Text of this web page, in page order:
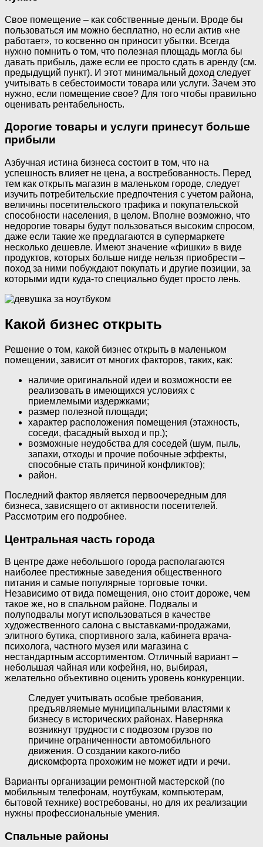
Свое помещение – как собственные деньги. Вроде бы
пользоваться им можно бесплатно, но если актив «не
работает», то косвенно он приносит убытки. Всегда
нужно помнить о том, что полезная площадь могла бы
давать прибыль, даже если ее просто сдать в аренду (см.
предыдущий пункт). И этот минимальный доход следует
учитывать в себестоимости товара или услуги. Зачем это
нужно, если помещение свое? Для того чтобы правильно
оценивать рентабельность.
Дорогие товары и услуги принесут больше
прибыли
Азбучная истина бизнеса состоит в том, что на
успешность влияет не цена, а востребованность. Перед
тем как открыть магазин в маленьком городе, следует
изучить потребительские предпочтения с учетом района,
величины посетительского трафика и покупательской
способности населения, в целом. Вполне возможно, что
недорогие товары будут пользоваться высоким спросом,
даже если такие же предлагаются в супермаркете
несколько дешевле. Имеют значение «фишки» в виде
продуктов, которых больше нигде нельзя приобрести –
поход за ними побуждают покупать и другие позиции, за
которыми идти куда-то специально будет просто лень.
Какой бизнес открыть
Решение о том, какой бизнес открыть в маленьком
помещении, зависит от многих факторов, таких, как:
наличие оригинальной идеи и возможности ее
реализовать в имеющихся условиях с
приемлемыми издержками;
размер полезной площади;
характер расположения помещения (этажность,
соседи, фасадный выход и пр.);
возможные неудобства для соседей (шум, пыль,
запахи, отходы и прочие побочные эффекты,
способные стать причиной конфликтов);
район.
Последний фактор является первоочередным для
бизнеса, зависящего от активности посетителей.
Рассмотрим его подробнее.
Центральная часть города
В центре даже небольшого города располагаются
наиболее престижные заведения общественного
питания и самые популярные торговые точки.
Независимо от вида помещения, оно стоит дороже, чем
такое же, но в спальном районе. Подвалы и
полуподвалы могут использоваться в качестве
художественного салона с выставками-продажами,
элитного бутика, спортивного зала, кабинета врача-
психолога, частного музея или магазина с
нестандартным ассортиментом. Отличный вариант –
небольшая чайная или кофейня, но, выбирая,
желательно объективно оценить уровень конкуренции.
Следует учитывать особые требования,
предъявляемые муниципальными властями к
бизнесу в исторических районах. Наверняка
возникнут трудности с подвозом грузов по
причине ограниченности автомобильного
движения. О создании какого-либо
дискомфорта прохожим не может идти и речи.
Варианты организации ремонтной мастерской (по
мобильным телефонам, ноутбукам, компьютерам,
бытовой технике) востребованы, но для их реализации
нужны профессиональные умения.
Спальные районы